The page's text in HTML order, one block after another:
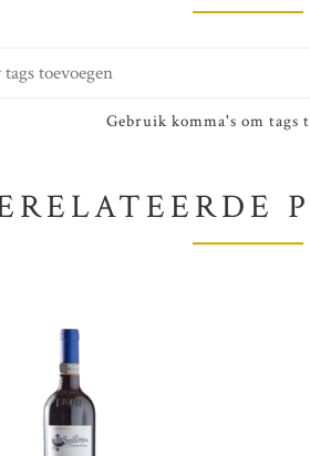
Gebruik komma's om tags